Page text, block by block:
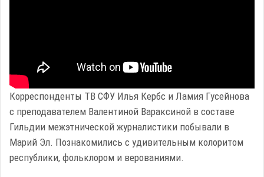
Корреспонденты ТВ СФУ Илья Кербс и Ламия Гусейнова
с преподавателем Валентиной Вараксиной в составе
Гильдии межэтнической журналистики побывали в
Марий Эл. Познакомились с удивительным колоритом
республики, фольклором и верованиями.